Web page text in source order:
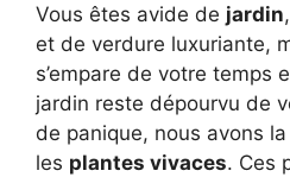
Vous êtes avide de jardin
et de verdure luxuriante,
s’empare de votre temps
jardin reste dépourvu de
de panique, nous avons
les plantes vivaces. Ces